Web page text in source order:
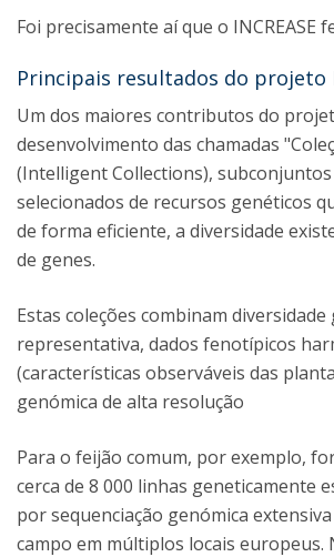
Foi precisamente aí que o INCREASE
Principais resultados do projeto
Um dos maiores contributos do
desenvolvimento das chamadas
(Intelligent Collections),
selecionados de recursos genéticos
de forma eficiente, a diversidade
de genes.
Estas coleções combinam diversidade
representativa, dados fenotípicos
(características observáveis das
genómica de alta resolução
Para o feijão comum, por exemplo,
cerca de 8 000 linhas geneticamente
por sequenciação genómica
campo em múltiplos locais europeus.